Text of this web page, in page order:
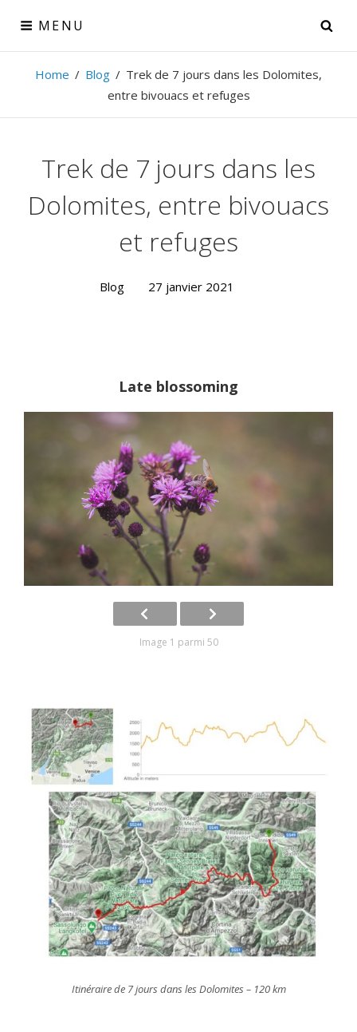
content
MENU
Theo Derenne
Photographe amateur, voyageur passionné
Home / Blog / Trek de 7 jours dans les Dolomites,
entre bivouacs et refuges
Trek de 7 jours dans les
Dolomites, entre bivouacs
et refuges
Blog 27 janvier 2021
Late blossoming
Image 1 parmi 50
Itinéraire de 7 jours dans les Dolomites – 120 km